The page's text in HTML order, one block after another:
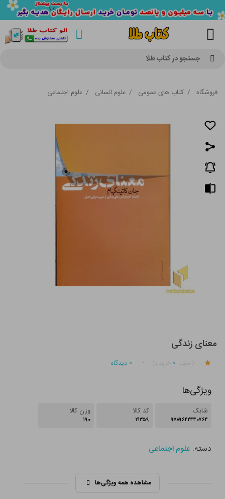
جستجو در کتاب طلا
فروشگاه / کتاب های عمومی / علوم انسانی / علوم اجتماعی
معنای زندگی
. ۰ ۰ دیدگاه
ویژگی‌ها
شابک
۹۷۸۹۶۴۲۴۴۰۷۶۴
کد کالا
۲۱۳۵۹
وزن کالا
۱۹۰
دسته:علوم اجتماعی
مشاهده همه ویژگی‌ها